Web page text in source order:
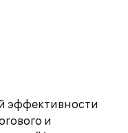
эффективности
и